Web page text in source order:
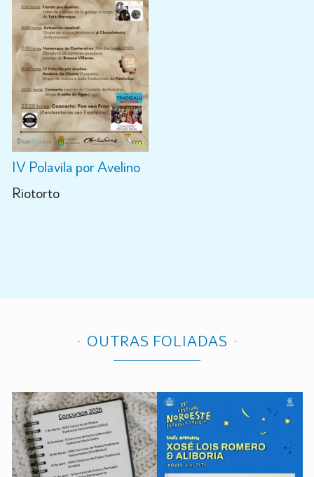
IV Polavila por Avelino
Riotorto
OUTRAS FOLIADAS